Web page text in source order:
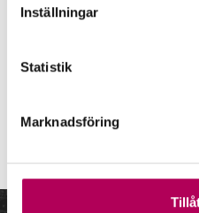
Inställningar
Statistik
Marknadsföring
2014
Page last